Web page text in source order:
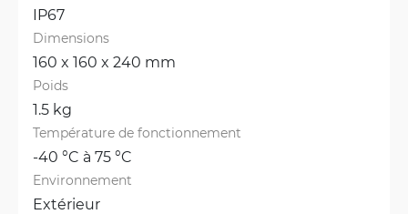
IP67
Dimensions
160 x 160 x 240 mm
Poids
1.5 kg
Température de fonctionnement
-40 °C à 75 °C
Environnement
Extérieur